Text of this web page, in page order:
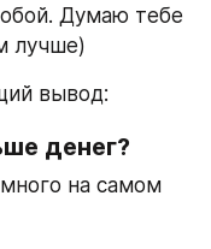
Думаю тебе
лучше)
вывод:
денег?
на самом